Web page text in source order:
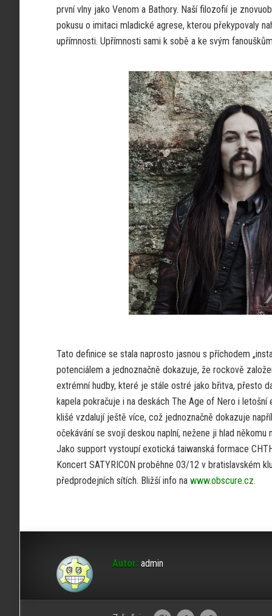
první vlny jako Venom a Bathory. Naší filozofií je
pokusu o imitaci mladické agrese, kterou překypovaly
upřímnosti. Upřímnosti sami k sobě a ke svým
Tato definice se stala naprosto jasnou s příchodem
potenciálem a jednoznačně dokazuje, že rockově
extrémní hudby, které je stále ostré jako břitva, přesto
kapela pokračuje i na deskách The Age of Nero i
klišé vzdalují ještě více, což jednoznačně dokazuje
očekávání se svojí deskou naplní, nežene ji hlad
Jako support vystoupí exotická taiwanská formace
Koncert SATYRICON proběhne 03/12 v bratislavském
předprodejních sítích. Bližší info na www.obscure.cz.
Autor: admin